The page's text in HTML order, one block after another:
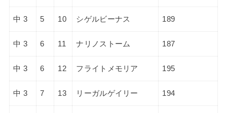
中 3 5 10 シゲルビーナス 189
中 3 6 11 ナリノストーム 187
中 3 6 12 フライトメモリア 195
中 3 7 13 リーガルゲイリー 194